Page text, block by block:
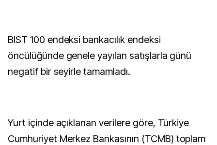
BIST 100 endeksi bankacılık endeksi
öncülüğünde genele yayılan satışlarla günü
negatif bir seyirle tamamladı.
Yurt içinde açıklanan verilere göre, Türkiye
Cumhuriyet Merkez Bankasının (TCMB) toplam